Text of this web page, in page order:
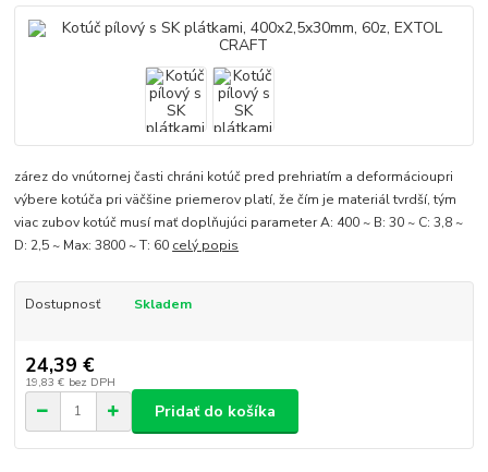
zárez do vnútornej časti chráni kotúč pred prehriatím a deformácioupri
výbere kotúča pri väčšine priemerov platí, že čím je materiál tvrdší, tým
viac zubov kotúč musí mať doplňujúci parameter A: 400 ~ B: 30 ~ C: 3,8 ~
D: 2,5 ~ Max: 3800 ~ T: 60 celý popis
Dostupnosť Skladem
24,39 €
19,83 € bez DPH
Pridať do košíka